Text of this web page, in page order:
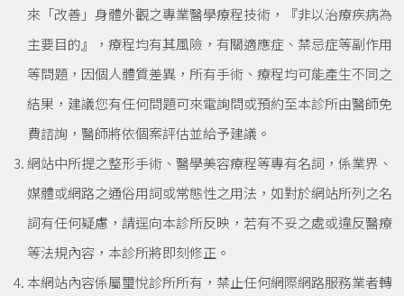
來「改善」身體外觀之專業醫學療程技術，『非以治療疾病為
主要目的』，療程均有其風險，有關適應症、禁忌症等副作用
等問題，因個人體質差異，所有手術、療程均可能產生不同之
結果，建議您有任何問題可來電詢問或預約至本診所由醫師免
費諮詢，醫師將依個案評估並給予建議。
網站中所提之整形手術、醫學美容療程等專有名詞，係業界、
媒體或網路之通俗用詞或常態性之用法，如對於網站所列之名
詞有任何疑慮，請逕向本診所反映，若有不妥之處或違反醫療
等法規內容，本診所將即刻修正。
本網站內容係屬璽悅診所所有，禁止任何網際網路服務業者轉